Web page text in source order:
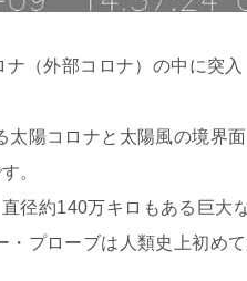
（外部コロナ）の中に突入
太陽コロナと太陽風の境界
。
径約140万キロもある巨大
・プローブは人類史上初め